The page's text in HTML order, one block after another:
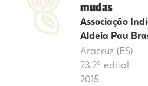
mudas
Associação
Aldeia Pau
Aracruz (ES)
23.2º edital
2015